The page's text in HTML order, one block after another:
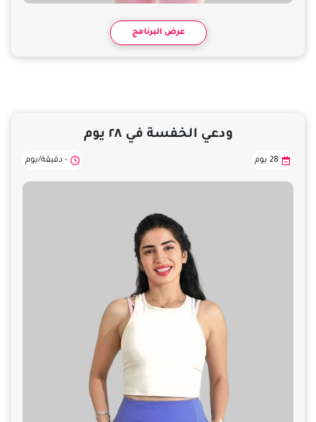
عرض البرنامج
ودعي الخفسة في ٢٨ يوم
28 يوم - دقيقة/يوم